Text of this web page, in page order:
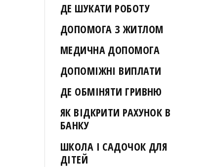
ДЕ ШУКАТИ РОБОТУ
ДОПОМОГА З ЖИТЛОМ
МЕДИЧНА ДОПОМОГА
ДОПОМІЖНІ ВИПЛАТИ
ДЕ ОБМІНЯТИ ГРИВНЮ
ЯК ВІДКРИТИ РАХУНОК В
БАНКУ
ШКОЛА І САДОЧОК ДЛЯ
ДІТЕЙ